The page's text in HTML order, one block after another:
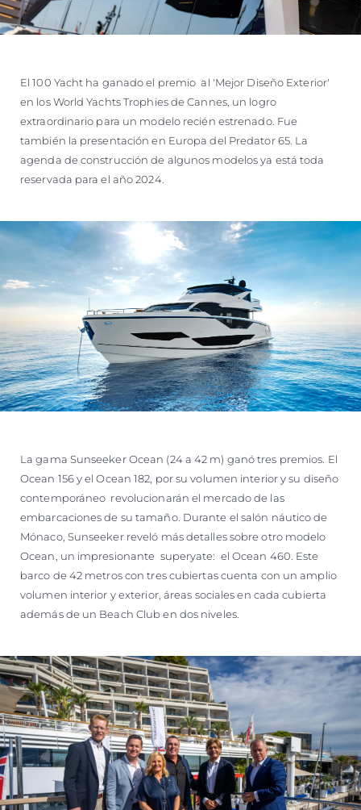
El 100 Yacht ha ganado el premio al 'Mejor Diseño Exterior'
en los World Yachts Trophies de Cannes, un logro
extraordinario para un modelo recién estrenado. Fue
también la presentación en Europa del Predator 65. La
agenda de construcción de algunos modelos ya está toda
reservada para el año 2024.
La gama Sunseeker Ocean (24 a 42 m) ganó tres premios. El
Ocean 156 y el Ocean 182, por su volumen interior y su diseño
contemporáneo revolucionarán el mercado de las
embarcaciones de su tamaño. Durante el salón náutico de
Mónaco, Sunseeker reveló más detalles sobre otro modelo
Ocean, un impresionante superyate: el Ocean 460. Este
barco de 42 metros con tres cubiertas cuenta con un amplio
volumen interior y exterior, áreas sociales en cada cubierta
además de un Beach Club en dos niveles.